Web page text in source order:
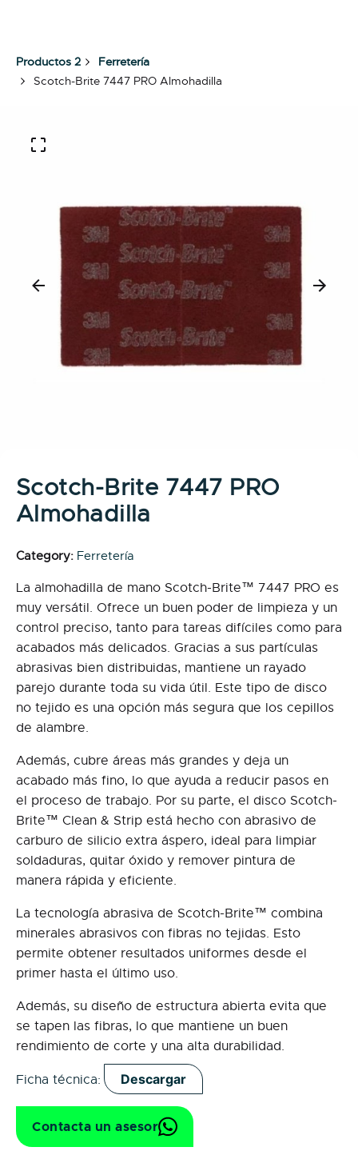
Productos 2
Ferretería
Scotch-Brite 7447 PRO Almohadilla
Scotch-Brite 7447 PRO
Almohadilla
Category: Ferretería
La almohadilla de mano Scotch-Brite™ 7447 PRO es
muy versátil. Ofrece un buen poder de limpieza y un
control preciso, tanto para tareas difíciles como para
acabados más delicados. Gracias a sus partículas
abrasivas bien distribuidas, mantiene un rayado
parejo durante toda su vida útil. Este tipo de disco
no tejido es una opción más segura que los cepillos
de alambre.
Además, cubre áreas más grandes y deja un
acabado más fino, lo que ayuda a reducir pasos en
el proceso de trabajo. Por su parte, el disco Scotch-
Brite™ Clean & Strip está hecho con abrasivo de
carburo de silicio extra áspero, ideal para limpiar
soldaduras, quitar óxido y remover pintura de
manera rápida y eficiente.
La tecnología abrasiva de Scotch-Brite™ combina
minerales abrasivos con fibras no tejidas. Esto
permite obtener resultados uniformes desde el
primer hasta el último uso.
Además, su diseño de estructura abierta evita que
se tapen las fibras, lo que mantiene un buen
rendimiento de corte y una alta durabilidad.
Ficha técnica: Descargar
Contacta un asesor